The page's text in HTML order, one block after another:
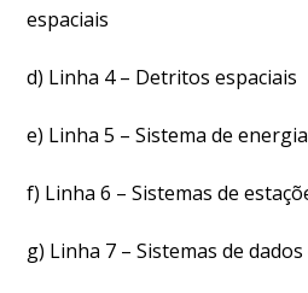
espaciais
d) Linha 4 – Detritos espaciais
e) Linha 5 – Sistema de
f) Linha 6 – Sistemas de
g) Linha 7 – Sistemas de